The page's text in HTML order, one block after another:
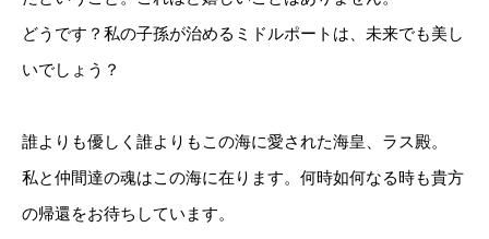
どうです？私の子孫が治めるミドルポートは、未来でも美し
いでしょう？
誰よりも優しく誰よりもこの海に愛された海皇、ラス殿。
私と仲間達の魂はこの海に在ります。何時如何なる時も貴方
の帰還をお待ちしています。